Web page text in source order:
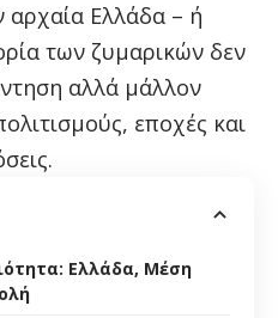
αρχαία Ελλάδα – ή
των ζυμαρικών δεν
αλλά μάλλον
εποχές και
Ελλάδα, Μέση